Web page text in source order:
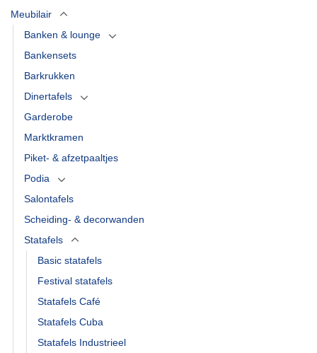
Meubilair
Banken & lounge
Bankensets
Barkrukken
Dinertafels
Garderobe
Marktkramen
Piket- & afzetpaaltjes
Podia
Salontafels
Scheiding- & decorwanden
Statafels
Basic statafels
Festival statafels
Statafels Café
Statafels Cuba
Statafels Industrieel